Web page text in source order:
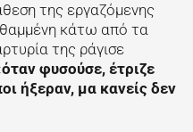
της εργαζόμενης
κάτω από τα
της ράγισε
φυσούσε, έτριζε
ήξεραν, μα κανείς δεν